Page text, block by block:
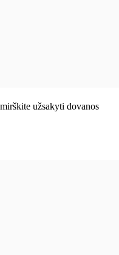
užsakyti dovanos